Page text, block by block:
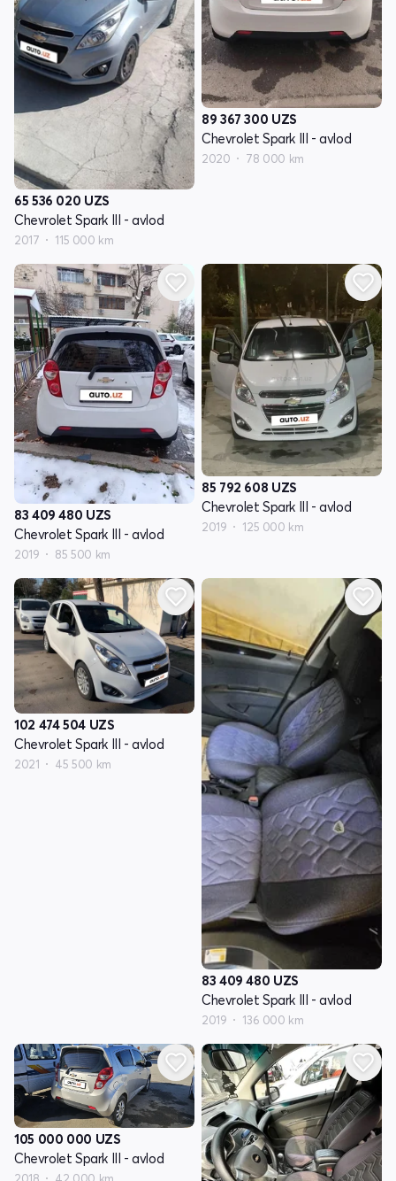
65 536 020 UZS
Chevrolet Spark III - avlod
2017 115 000 km
89 367 300 UZS
Chevrolet Spark III - avlod
2020 78 000 km
83 409 480 UZS
Chevrolet Spark III - avlod
2019 85 500 km
85 792 608 UZS
Chevrolet Spark III - avlod
2019 125 000 km
102 474 504 UZS
Chevrolet Spark III - avlod
2021 45 500 km
83 409 480 UZS
Chevrolet Spark III - avlod
2019 136 000 km
105 000 000 UZS
Chevrolet Spark III - avlod